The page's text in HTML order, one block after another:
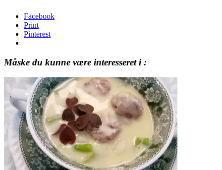
Facebook
Print
Pinterest
Måske du kunne være interesseret i :